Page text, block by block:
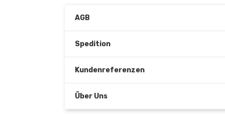
AGB
Spedition
Kundenreferenzen
Über Uns